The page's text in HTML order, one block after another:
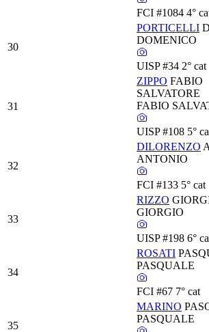
FCI #1084 4°
30
PORTICELLI
DOMENICO
UISP #34 2° cat
31
ZIPPO FABIO
SALVATORE
FABIO
UISP #108 5°
32
DILORENZO
ANTONIO
FCI #133 5° cat
33
RIZZO
GIORGIO
UISP #198 6°
34
ROSATI
PASQUALE
FCI #67 7° cat
35
MARINO
PASQUALE